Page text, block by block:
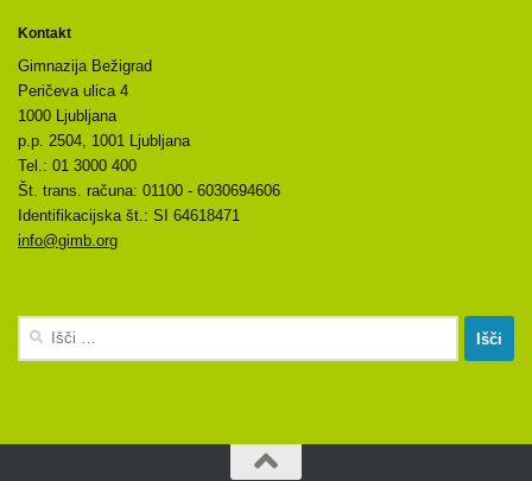
Kontakt
Gimnazija Bežigrad
Peričeva ulica 4
1000 Ljubljana
p.p. 2504, 1001 Ljubljana
Tel.: 01 3000 400
Št. trans. računa: 01100 - 6030694606
Identifikacijska št.: SI 64618471
info@gimb.org
Išči: